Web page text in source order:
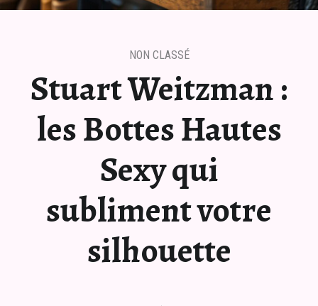
Stuart Weitzman :
les Bottes Hautes
Sexy qui
subliment votre
silhouette
NON CLASSÉ